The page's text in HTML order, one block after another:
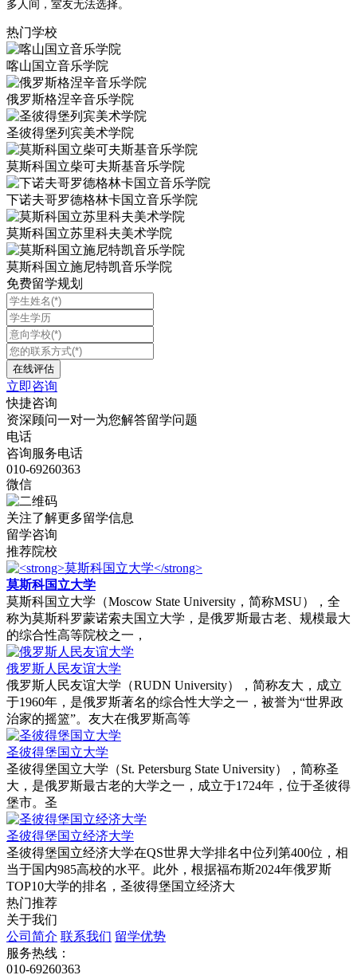
多人间，室友无法选择‌。
热门学校
喀山国立音乐学院
俄罗斯格涅辛音乐学院
圣彼得堡列宾美术学院
莫斯科国立柴可夫斯基音乐学院
下诺夫哥罗德格林卡国立音乐学院
‌莫斯科国立苏里科夫美术学院‌
莫斯科国立施尼特凯音乐学院
免费留学规划
立即咨询
快捷咨询
资深顾问一对一为您解答留学问题
电话
咨询服务电话
010-69260363
微信
关注了解更多留学信息
留学咨询
推荐院校
莫斯科国立大学
‌莫斯科国立大学（Moscow State University，简称MSU）‌，全
称为莫斯科罗蒙诺索夫国立大学，是俄罗斯最古老、规模最大
的综合性高等院校之一，
俄罗斯人民友谊大学
‌俄罗斯人民友谊大学（RUDN University）‌，简称友大，成立
于1960年，是俄罗斯著名的综合性大学之一，被誉为“世界政
治家的摇篮”。友大在俄罗斯高等
‌圣彼得堡国立大学
‌圣彼得堡国立大学（St. Petersburg State University），简称圣
大，是俄罗斯最古老的大学之一，成立于1724年，位于圣彼得
堡市。‌圣
圣彼得堡国立经济大学
圣彼得堡国立经济大学在QS世界大学排名中位列第400位‌，相
当于国内985高校的水平‌。此外，根据福布斯2024年俄罗斯
TOP10大学的排名，圣彼得堡国立经济大
热门推荐
关于我们
公司简介 联系我们 留学优势
服务热线：
010-69260363